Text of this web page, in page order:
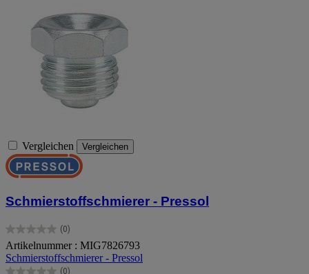
Vergleichen Vergleichen
Schmierstoffschmierer - Pressol
(0)
0.0
von
5
Sternen.
Artikelnummer : MIG7826793
Schmierstoffschmierer - Pressol
(0)